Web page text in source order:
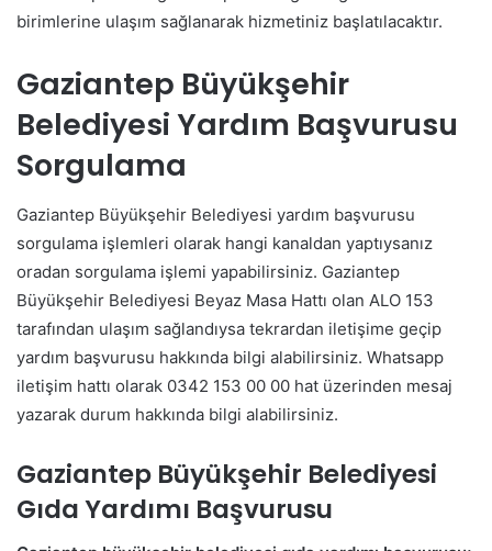
birimlerine ulaşım sağlanarak hizmetiniz başlatılacaktır.
Gaziantep Büyükşehir
Belediyesi Yardım Başvurusu
Sorgulama
Gaziantep Büyükşehir Belediyesi yardım başvurusu
sorgulama işlemleri olarak hangi kanaldan yaptıysanız
oradan sorgulama işlemi yapabilirsiniz. Gaziantep
Büyükşehir Belediyesi Beyaz Masa Hattı olan ALO 153
tarafından ulaşım sağlandıysa tekrardan iletişime geçip
yardım başvurusu hakkında bilgi alabilirsiniz. Whatsapp
iletişim hattı olarak 0342 153 00 00 hat üzerinden mesaj
yazarak durum hakkında bilgi alabilirsiniz.
Gaziantep Büyükşehir Belediyesi
Gıda Yardımı Başvurusu